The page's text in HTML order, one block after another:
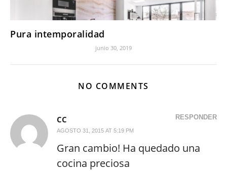
Pura intemporalidad
junio 30, 2019
NO COMMENTS
CC
AGOSTO 31, 2015 AT 5:19 PM
RESPONDER
Gran cambio! Ha quedado una
cocina preciosa